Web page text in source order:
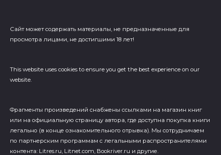
Сайт может содержать материалы, не предназначенные для
просмотра лицами, не достигшими 18 лет!
This website uses cookies to ensure you get the best experience on our
website.
Фрагменты произведений cнабжены ссылками на магазин книг
или на официальную страницу автора, где доступна покупка книги
легально (в конце ознакомительного отрывка). Мы сотрудничаем
по партнерским программам с легальными распространителями
контента: Litres.ru, Litnet.com, Bookriver.ru и другие.